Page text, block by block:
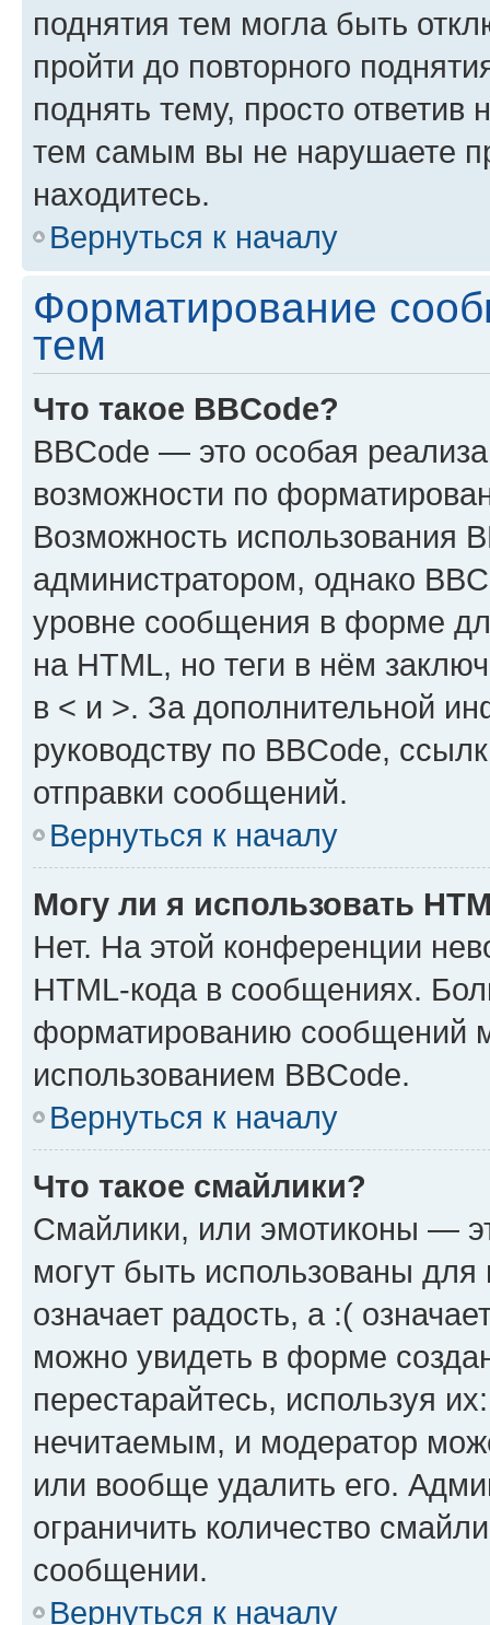
поднятия тем могла быть
пройти до повторного
поднять тему, просто ответив
тем самым вы не нарушаете
находитесь.
Вернуться к началу
Форматирование
тем
Что такое BBCode?
BBCode — это особая
возможности по
Возможность использования
администратором, однако
уровне сообщения в форме
на HTML, но теги в нём
в < и >. За дополнительной
руководству по BBCode,
отправки сообщений.
Вернуться к началу
Могу ли я использовать
Нет. На этой конференции
HTML-кода в сообщениях.
форматированию сообщений
использованием BBCode.
Вернуться к началу
Что такое смайлики?
Смайлики, или эмотиконы —
могут быть использованы
означает радость, а :(
можно увидеть в форме
перестарайтесь, используя
нечитаемым, и модератор
или вообще удалить его.
ограничить количество
сообщении.
Вернуться к началу